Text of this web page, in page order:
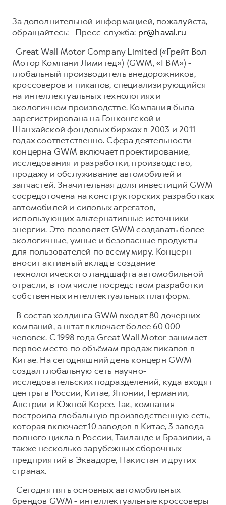
За дополнительной информацией, пожалуйста,
обращайтесь: Пресс-служба: pr@haval.ru
Great Wall Motor Company Limited («Грейт Вол
Мотор Компани Лимитед») (GWM, «ГВМ») -
глобальный производитель внедорожников,
кроссоверов и пикапов, специализирующийся
на интеллектуальных технологиях и
экологичном производстве. Компания была
зарегистрирована на Гонконгской и
Шанхайской фондовых биржах в 2003 и 2011
годах соответственно. Сфера деятельности
концерна GWM включает проектирование,
исследования и разработки, производство,
продажу и обслуживание автомобилей и
запчастей. Значительная доля инвестиций GWM
сосредоточена на конструкторских разработках
автомобилей и силовых агрегатов,
использующих альтернативные источники
энергии. Это позволяет GWM создавать более
экологичные, умные и безопасные продукты
для пользователей по всему миру. Концерн
вносит активный вклад в создание
технологического ландшафта автомобильной
отрасли, в том числе посредством разработки
собственных интеллектуальных платформ.
В состав холдинга GWM входят 80 дочерних
компаний, а штат включает более 60 000
человек. С 1998 года Great Wall Motor занимает
первое место по объёмам продаж пикапов в
Китае. На сегодняшний день концерн GWM
создал глобальную сеть научно-
исследовательских подразделений, куда входят
центры в России, Китае, Японии, Германии,
Австрии и Южной Корее. Так, компания
построила глобальную производственную сеть,
которая включает 10 заводов в Китае, 3 завода
полного цикла в России, Таиланде и Бразилии, а
также несколько зарубежных сборочных
предприятий в Эквадоре, Пакистан и других
странах.
Сегодня пять основных автомобильных
брендов GWM - интеллектуальные кроссоверы